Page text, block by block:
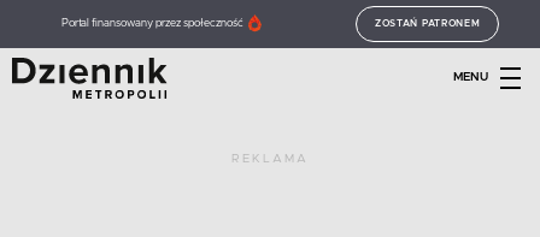
Portal finansowany przez społeczność ZOSTAŃ PATRONEM
MENU
REKLAMA